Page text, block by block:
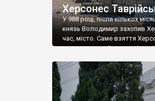
Херсонес
У 988 році, після кількох
князь Володимир захопив
час, місто. Саме взяття
диктувати свої умови
Херсонесі Володимир-
християнином. А потім було
Херсонесу Таврійського